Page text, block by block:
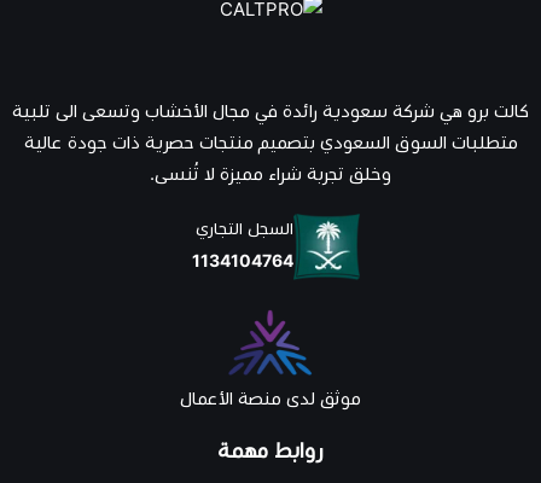
روابط مهمة
كالت برو هي شركة سعودية رائدة في مجال الأخشاب وتسعى الى تلبية
متطلبات السوق السعودي بتصميم منتجات حصرية ذات جودة عالية
وخلق تجربة شراء مميزة لا تُنسى.
السجل التجاري
1134104764
موثق لدى منصة الأعمال